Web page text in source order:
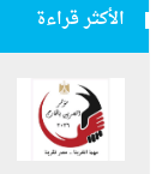
الأكثر قراءة